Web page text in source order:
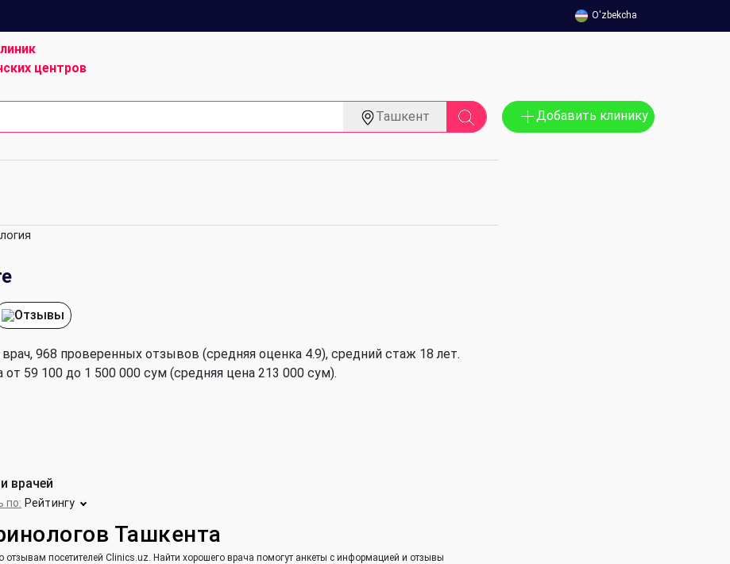
O'zbekcha
центров
Ташкент Добавить клинику
Отзывы
968 проверенных отзывов (средняя оценка 4.9), cредний стаж 18 лет.
59 100 до 1 500 000 сум (средняя цена 213 000 сум).
врачей
по: Рейтингу
Ташкента
посетителей Clinics.uz. Найти хорошего врача помогут анкеты с информацией и отзывы